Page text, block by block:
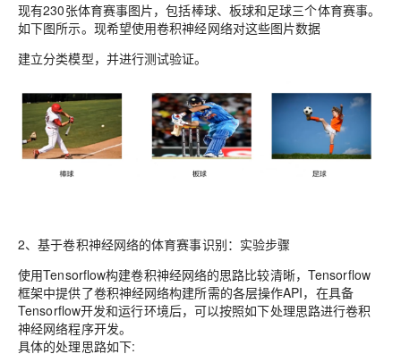
现有230张体育赛事图片，包括棒球、板球和足球三个体育赛事。
如下图所示。现希望使用卷积神经网络对这些图片数据
建立分类模型，并进行测试验证。
2、基于卷积神经网络的体育赛事识别：实验步骤
使用Tensorflow构建卷积神经网络的思路比较清晰，Tensorflow
框架中提供了卷积神经网络构建所需的各层操作API，在具备
Tensorflow开发和运行环境后，可以按照如下处理思路进行卷积
神经网络程序开发。
具体的处理思路如下: